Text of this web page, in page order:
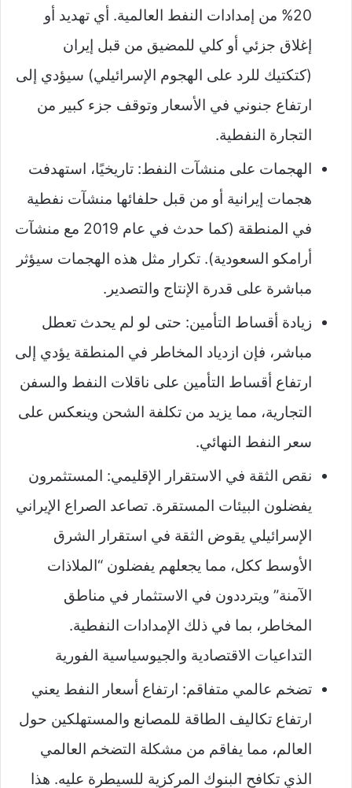
20% من إمدادات النفط العالمية. أي تهديد أو
إغلاق جزئي أو كلي للمضيق من قبل إيران
(كتكتيك للرد على الهجوم الإسرائيلي) سيؤدي إلى
ارتفاع جنوني في الأسعار وتوقف جزء كبير من
التجارة النفطية.
الهجمات على منشآت النفط: تاريخيًا، استهدفت
هجمات إيرانية أو من قبل حلفائها منشآت نفطية
في المنطقة (كما حدث في عام 2019 مع منشآت
أرامكو السعودية). تكرار مثل هذه الهجمات سيؤثر
مباشرة على قدرة الإنتاج والتصدير.
زيادة أقساط التأمين: حتى لو لم يحدث تعطل
مباشر، فإن ازدياد المخاطر في المنطقة يؤدي إلى
ارتفاع أقساط التأمين على ناقلات النفط والسفن
التجارية، مما يزيد من تكلفة الشحن وينعكس على
سعر النفط النهائي.
نقص الثقة في الاستقرار الإقليمي: المستثمرون
يفضلون البيئات المستقرة. تصاعد الصراع الإيراني
الإسرائيلي يقوض الثقة في استقرار الشرق
الأوسط ككل، مما يجعلهم يفضلون “الملاذات
الآمنة” ويترددون في الاستثمار في مناطق
المخاطر، بما في ذلك الإمدادات النفطية.
التداعيات الاقتصادية والجيوسياسية الفورية
تضخم عالمي متفاقم: ارتفاع أسعار النفط يعني
ارتفاع تكاليف الطاقة للمصانع والمستهلكين حول
العالم، مما يفاقم من مشكلة التضخم العالمي
الذي تكافح البنوك المركزية للسيطرة عليه. هذا